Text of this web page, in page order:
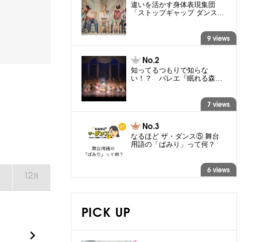
12月
違いを活かす身体表現集団
「ストップギャップ ダンス…
9 views
知ってるつもりで知らな
い！？ バレエ『眠れる森…
7 views
なるほど ザ・ダンス⑤ 舞台
用語の「ばみり」って何？
6 views
PICK UP